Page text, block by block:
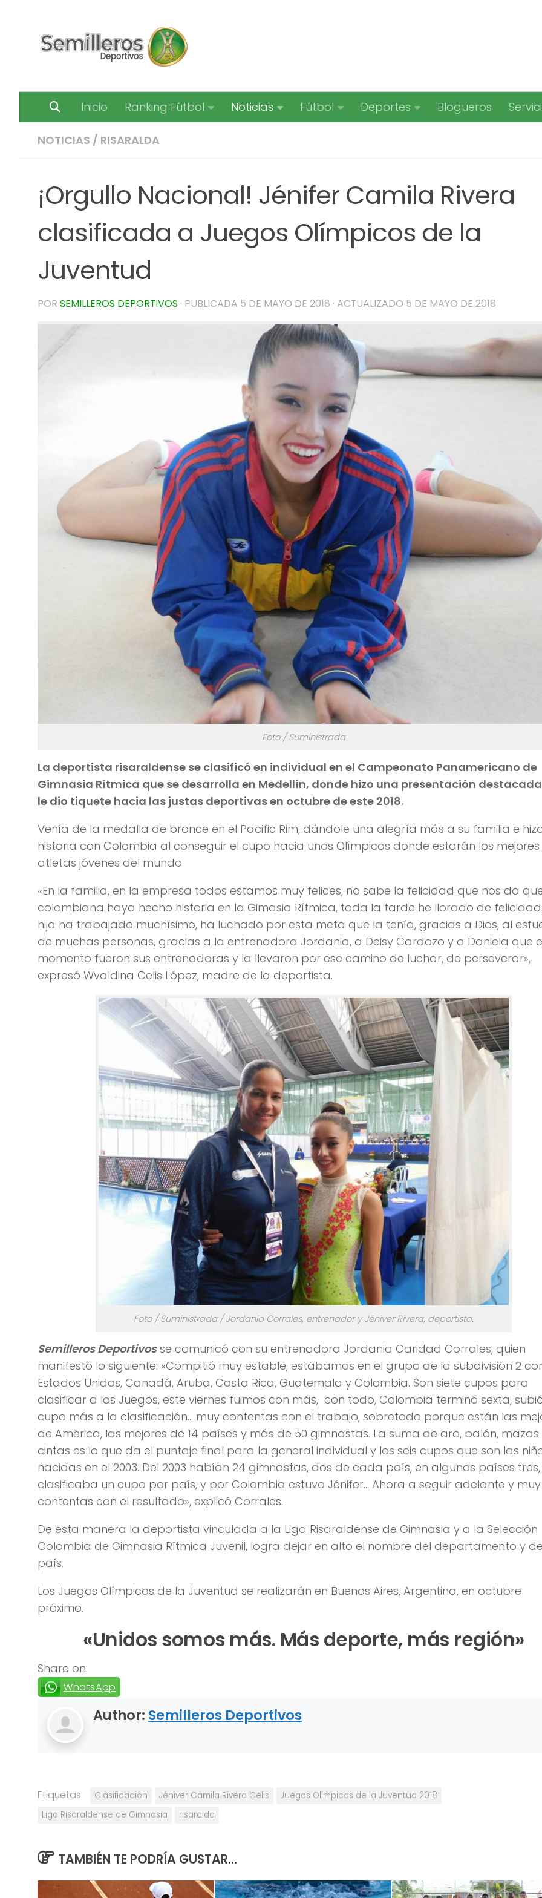
Inicio Ranking Fútbol Noticias Fútbol Deportes Blogueros
NOTICIAS / RISARALDA
¡Orgullo Nacional! Jénifer Camila Rivera
clasificada a Juegos Olímpicos de la
Juventud
POR SEMILLEROS DEPORTIVOS · PUBLICADA 5 DE MAYO DE 2018 · ACTUALIZADO 5 DE MAYO DE 2018
Foto / Suministrada
La deportista risaraldense se clasificó en individual en el Campeonato Panamericano de
Gimnasia Rítmica que se desarrolla en Medellín, donde hizo una presentación
le dio tiquete hacia las justas deportivas en octubre de este 2018.
Venía de la medalla de bronce en el Pacific Rim, dándole una alegría más a su familia e
historia con Colombia al conseguir el cupo hacia unos Olímpicos donde estarán los mejores
atletas jóvenes del mundo.
«En la familia, en la empresa todos estamos muy felices, no sabe la felicidad que nos da
colombiana haya hecho historia en la Gimasia Rítmica, toda la tarde he llorado de
hija ha trabajado muchísimo, ha luchado por esta meta que la tenía, gracias a Dios, al
de muchas personas, gracias a la entrenadora Jordania, a Deisy Cardozo y a Daniela que
momento fueron sus entrenadoras y la llevaron por ese camino de luchar, de perseverar»,
expresó Wvaldina Celis López, madre de la deportista.
Foto / Suministrada / Jordania Corrales, entrenador y Jéniver Rivera, deportista.
Semilleros Deportivosse comunicó con su entrenadora Jordania Caridad Corrales, quien
manifestó lo siguiente: «Compitió muy estable, estábamos en el grupo de la subdivisión 2
Estados Unidos, Canadá, Aruba, Costa Rica, Guatemala y Colombia. Son siete cupos para
clasificar a los Juegos, este viernes fuimos con más, con todo, Colombia terminó sexta,
cupo más a la clasificación… muy contentas con el trabajo, sobretodo porque están las
de América, las mejores de 14 países y más de 50 gimnastas. La suma de aro, balón, mazas
cintas es lo que da el puntaje final para la general individual y los seis cupos que son las
nacidas en el 2003. Del 2003 habían 24 gimnastas, dos de cada país, en algunos países
clasificaba un cupo por país, y por Colombia estuvo Jénifer… Ahora a seguir adelante y muy
contentas con el resultado», explicó Corrales.
De esta manera la deportista vinculada a la Liga Risaraldense de Gimnasia y a la Selección
Colombia de Gimnasia Rítmica Juvenil, logra dejar en alto el nombre del departamento y
país.
Los Juegos Olímpicos de la Juventud se realizarán en Buenos Aires, Argentina, en octubre
próximo.
«Unidos somos más. Más deporte, más región»
Share on:
WhatsApp
Author: Semilleros Deportivos
Etiquetas: Clasificación Jéniver Camila Rivera Celis
Juegos Olímpicos de la Juventud 2018
Liga Risaraldense de Gimnasia
risaralda
TAMBIÉN TE PODRÍA GUSTAR...